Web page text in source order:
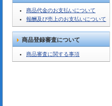
商品代金のお支払いについて
報酬及び売上のお支払いについて
商品登録審査について
商品審査に関する事項